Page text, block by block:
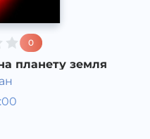
0
планету земля